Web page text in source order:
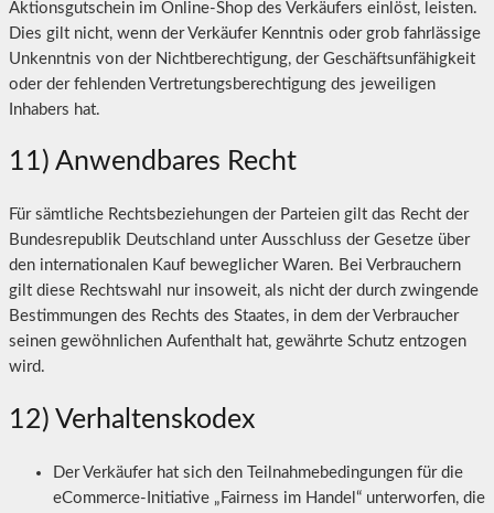
Aktionsgutschein im Online-Shop des Verkäufers einlöst, leisten.
Dies gilt nicht, wenn der Verkäufer Kenntnis oder grob fahrlässige
Unkenntnis von der Nichtberechtigung, der Geschäftsunfähigkeit
oder der fehlenden Vertretungsberechtigung des jeweiligen
Inhabers hat.
11) Anwendbares Recht
Für sämtliche Rechtsbeziehungen der Parteien gilt das Recht der
Bundesrepublik Deutschland unter Ausschluss der Gesetze über
den internationalen Kauf beweglicher Waren. Bei Verbrauchern
gilt diese Rechtswahl nur insoweit, als nicht der durch zwingende
Bestimmungen des Rechts des Staates, in dem der Verbraucher
seinen gewöhnlichen Aufenthalt hat, gewährte Schutz entzogen
wird.
12) Verhaltenskodex
Der Verkäufer hat sich den Teilnahmebedingungen für die
eCommerce-Initiative „Fairness im Handel“ unterworfen, die